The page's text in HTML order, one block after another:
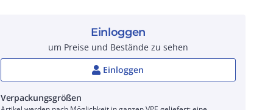
Einloggen
um Preise und Bestände zu sehen
Einloggen
Verpackungsgrößen